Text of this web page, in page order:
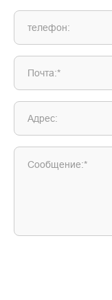
телефон:
Почта:*
Адрес:
Сообщение:*